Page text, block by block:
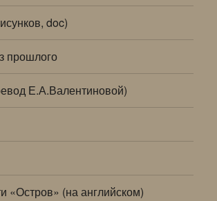
doc)
прошлого
Е.А.Валентиновой)
«Остров» (на английском)